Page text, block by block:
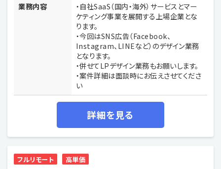
業務内容
・自社SaaS（国内・海外）サービスとマー
ケティング事業を展開する上場企業とな
ります。
・今回はSNS広告（Facebook、
Instagram、LINEなど）のデザイン業務
となります。
・併せてLPデザイン業務もお願いします。
・案件詳細は面談時にお伝えさせてくださ
い
詳細を見る
フルリモート 高単価